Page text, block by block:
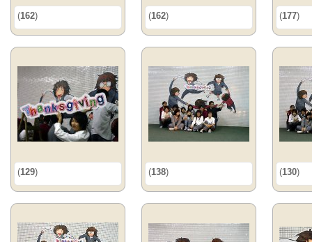
(162) (162) (177)
(129) (138) (130)